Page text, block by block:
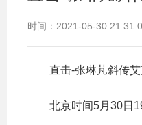
时间：2021-05-30
直击-张琳芃斜传
北京时间5月30日